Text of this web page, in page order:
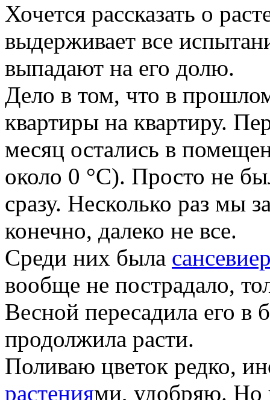
Хочется рассказать о
выдерживает все
выпадают на его долю.
Дело в том, что в
квартиры на квартиру.
месяц остались в
около 0 °С). Просто не
сразу. Несколько раз мы
конечно, далеко не все.
Среди них была
вообще не пострадало,
Весной пересадила его в
продолжила расти.
Поливаю цветок редко,
растениями, удобряю. Но